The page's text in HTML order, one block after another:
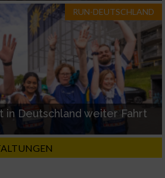
RUN-DEUTSCHLAND
in Deutschland weiter Fahrt